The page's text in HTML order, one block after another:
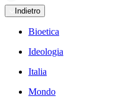
Indietro
Bioetica
Ideologia
Italia
Mondo